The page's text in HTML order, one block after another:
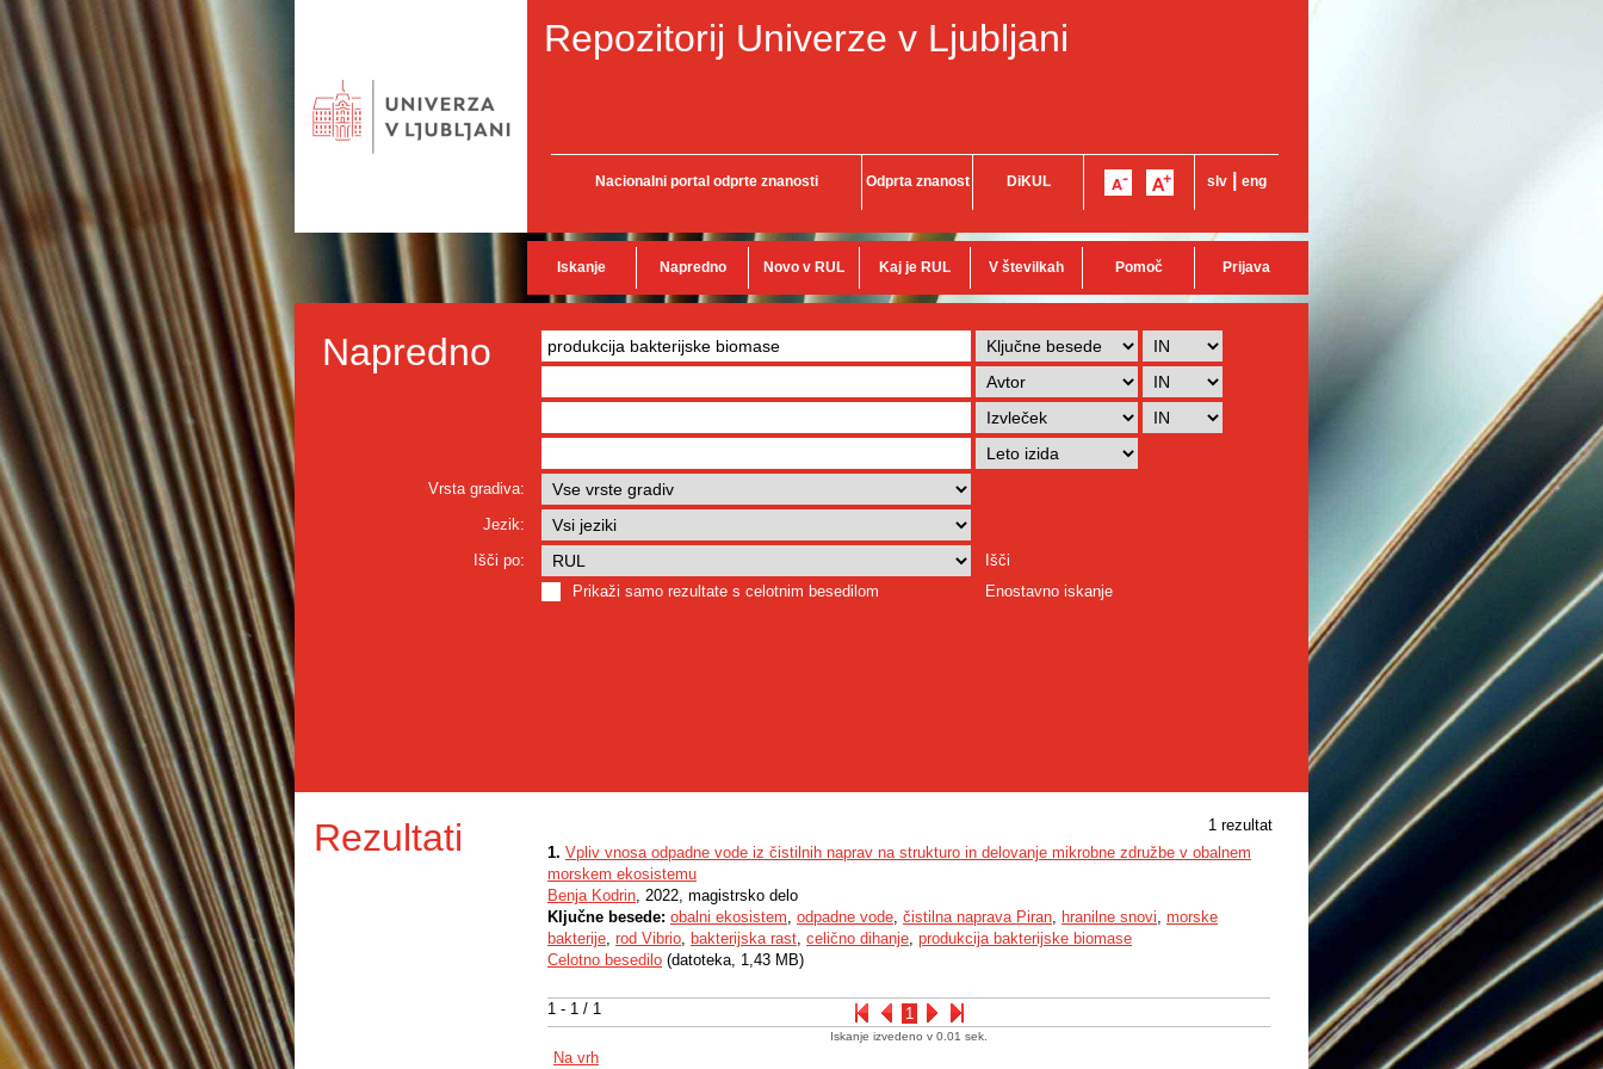
Repozitorij Univerze v Ljubljani
Nacionalni portal odprte znanosti Odprta znanost DiKUL slv eng
Iskanje Napredno Novo v RUL Kaj je RUL V številkah Pomoč Prijava
Napredno
Vrsta gradiva:
Jezik:
Išči po:
Išči
Prikaži samo rezultate s celotnim besedilom
Enostavno iskanje
Rezultati 1 rezultat
1 - 1 / 1 1
1. Vpliv vnosa odpadne vode iz čistilnih naprav na strukturo in delovanje mikrobne združbe v obalnem
morskem ekosistemu
Benja Kodrin, 2022, magistrsko delo
Ključne besede: obalni ekosistem, odpadne vode, čistilna naprava Piran, hranilne snovi, morske
bakterije, rod Vibrio, bakterijska rast, celično dihanje, produkcija bakterijske biomase
Celotno besedilo (datoteka, 1,43 MB)
Iskanje izvedeno v 0.01 sek.
Na vrh